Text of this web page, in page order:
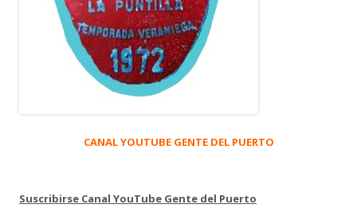
CANAL YOUTUBE GENTE DEL PUERTO
Suscribirse Canal YouTube Gente del Puerto